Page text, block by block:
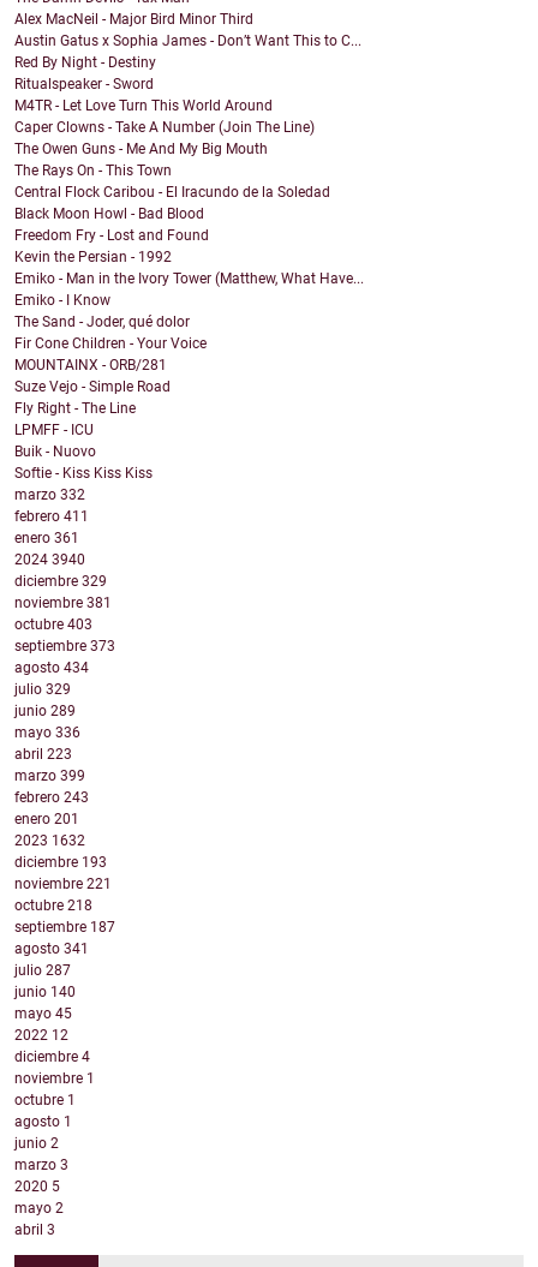
Alex MacNeil - Major Bird Minor Third
Austin Gatus x Sophia James - Don’t Want This to C...
Red By Night - Destiny
Ritualspeaker - Sword
M4TR - Let Love Turn This World Around
Caper Clowns - Take A Number (Join The Line)
The Owen Guns - Me And My Big Mouth
The Rays On - This Town
Central Flock Caribou - El Iracundo de la Soledad
Black Moon Howl - Bad Blood
Freedom Fry - Lost and Found
Kevin the Persian - 1992
Emiko - Man in the Ivory Tower (Matthew, What Have...
Emiko - I Know
The Sand - Joder, qué dolor
Fir Cone Children - Your Voice
MOUNTAINX - ORB/281
Suze Vejo - Simple Road
Fly Right - The Line
LPMFF - ICU
Buik - Nuovo
Softie - Kiss Kiss Kiss
marzo 332
febrero 411
enero 361
2024 3940
diciembre 329
noviembre 381
octubre 403
septiembre 373
agosto 434
julio 329
junio 289
mayo 336
abril 223
marzo 399
febrero 243
enero 201
2023 1632
diciembre 193
noviembre 221
octubre 218
septiembre 187
agosto 341
julio 287
junio 140
mayo 45
2022 12
diciembre 4
noviembre 1
octubre 1
agosto 1
junio 2
marzo 3
2020 5
mayo 2
abril 3